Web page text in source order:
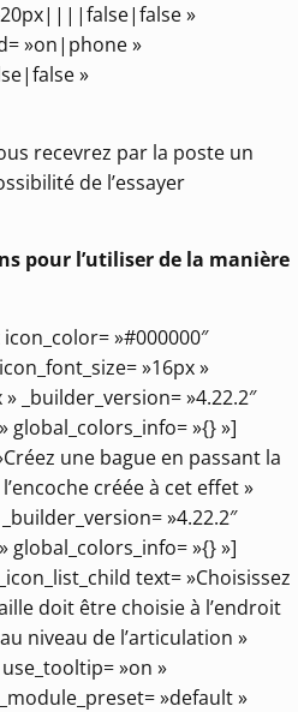
20px||||false|false »
»on|phone »
»
recevrez par la poste un
de l’essayer
pour l’utiliser de la manière
»#000000″
»16px »
_builder_version= »4.22.2″
global_colors_info= »{} »]
une bague en passant la
créée à cet effet »
»4.22.2″
global_colors_info= »{} »]
text= »Choisissez
doit être choisie à l’endroit
niveau de l’articulation »
»on »
»default »